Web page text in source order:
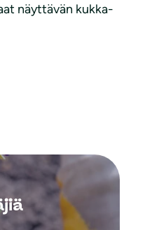
näyttävän kukka-